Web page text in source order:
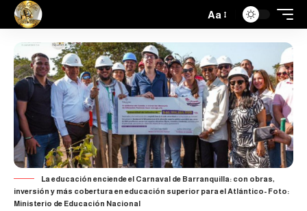
Aa
La educación enciende el Carnaval de Barranquilla: con obras,
inversión y más cobertura en educación superior para el Atlántico- Foto:
Ministerio de Educación Nacional